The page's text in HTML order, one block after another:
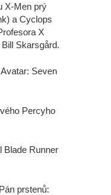
X-Men prý
a Cyclops
X
Skarsgård.
Seven
Percyho
Blade Runner
prstenů: